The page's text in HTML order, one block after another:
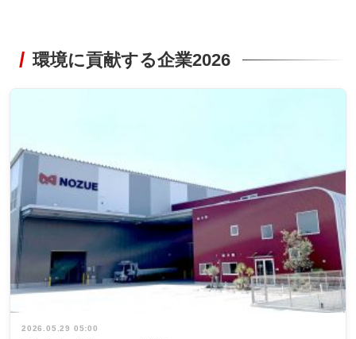
環境に貢献する企業2026
2026.05.29 05:00